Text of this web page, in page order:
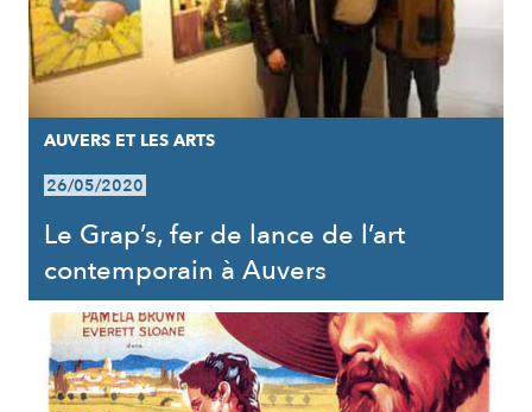
AUVERS ET LES ARTS
26/05/2020
Le Grap’s, fer de lance de l’art
contemporain à Auvers